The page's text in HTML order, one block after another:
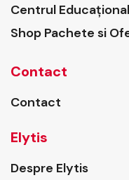
Centrul
Shop Pachete si
Contact
Contact
Elytis
Despre Elytis